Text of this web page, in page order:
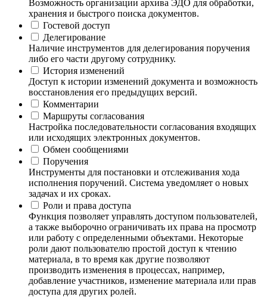
Возможность организации архива ЭДО для обработки,
хранения и быстрого поиска документов.
Гостевой доступ
Делегирование
Наличие инструментов для делегирования поручения
либо его части другому сотруднику.
История изменений
Доступ к истории изменений документа и возможность
восстановления его предыдущих версий.
Комментарии
Маршруты согласования
Настройка последовательности согласования входящих
или исходящих электронных документов.
Обмен сообщениями
Поручения
Инструменты для постановки и отслеживания хода
исполнения поручений. Система уведомляет о новых
задачах и их сроках.
Роли и права доступа
Функция позволяет управлять доступом пользователей,
а также выборочно ограничивать их права на просмотр
или работу с определенными объектами. Некоторые
роли дают пользователю простой доступ к чтению
материала, в то время как другие позволяют
производить изменения в процессах, например,
добавление участников, изменение материала или прав
доступа для других ролей.